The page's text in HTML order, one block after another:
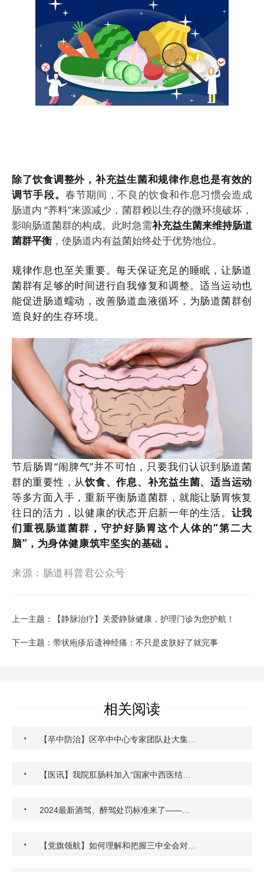
除了饮食调整外，补充益生菌和规律作息也是有效的
调节手段。 春节期间，不良的饮食和作息习惯会造成
肠道内 “养料”来源减少，菌群赖以生存的微环境破坏，
影响肠道菌群的构成。此时急需补充益生菌来维持肠道
菌群平衡 ，使肠道内有益菌始终处于优势地位。
规律作息也至关重要。每天保证充足的睡眠，让肠道
菌群有足够的时间进行自我修复和调整。适当运动也
能促进肠道蠕动，改善肠道血液循环，为肠道菌群创
造良好的生存环境。
节后肠胃“闹脾气”并不可怕，只要我们认识到肠道菌
群的重要性，从饮食、作息、补充益生菌、适当运动
等多方面入手，重新平衡肠道菌群，就能让肠胃恢复
往日的活力，以健康的状态开启新一年的生活。 让我
们重视肠道菌群，守护好肠胃这个人体的“第二大
脑”，为身体健康筑牢坚实的基础 。
来源：肠道科普君公众号
上一主题：【静脉治疗】关爱静脉健康，护理门诊为您护航！
下一主题：带状疱疹后遗神经痛：不只是皮肤好了就完事
相关阅读
· 【卒中防治】区卒中中心专家团队赴大集…
· 【医讯】我院肛肠科加入“国家中西医结…
· 2024最新酒驾、醉驾处罚标准来了——…
· 【党旗领航】如何理解和把握三中全会对…